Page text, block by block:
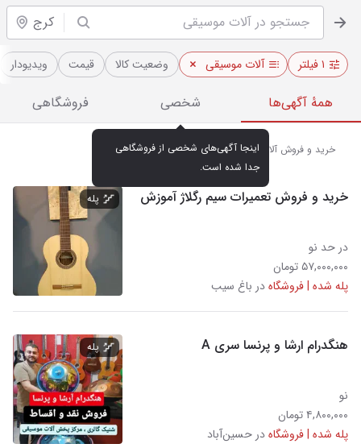
کرج
۱ فیلتر آلات موسیقی وضعیت کالا قیمت ویدیو‌دار
همهٔ آگهی‌ها شخصی فروشگاهی
جدا شده است.
خرید و فروش آلات موسیقی در کرج
خرید و فروش تعمیرات سیم رگلاژ آموزش
در حد نو
۵۷,۰۰۰,۰۰۰ تومان
پله شده | فروشگاهدر باغ سیب
پله
هنگدرام ارشا و پرنسا سری A
نو
۴,۸۰۰,۰۰۰ تومان
پله شده | فروشگاهدر حسین‌آباد
پله